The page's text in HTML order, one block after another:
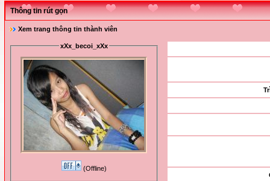
Thông tin rút gọn
Xem trang thông tin thành viên
xXx_becoi_xXx
(Offline)